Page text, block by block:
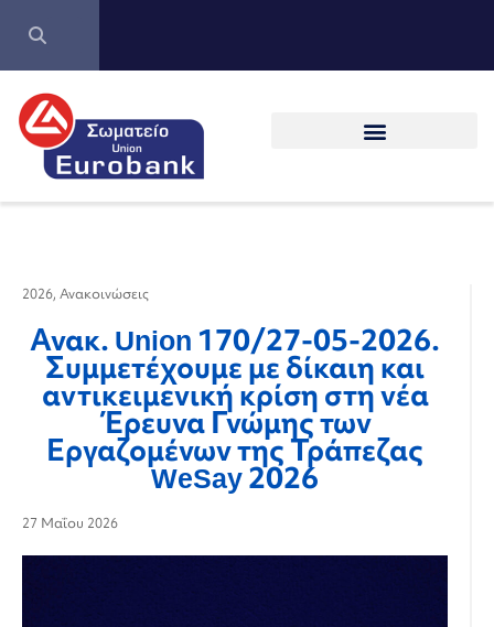
2026, Ανακοινώσεις
Ανακ. Union 170/27-05-2026.
Συμμετέχουμε με δίκαιη και
αντικειμενική κρίση στη νέα
Έρευνα Γνώμης των
Εργαζομένων της Τράπεζας
WeSay 2026
27 Μαΐου 2026